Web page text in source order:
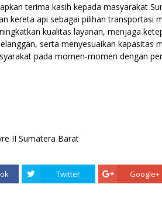
terima kasih kepada masyarakat
kereta api sebagai pilihan transportasi
kualitas layanan, menjaga
serta menyesuaikan kapasitas
pada momen-momen dengan
II Sumatera Barat
Twitter Google+